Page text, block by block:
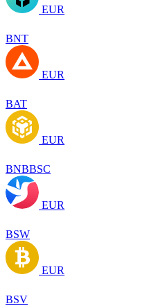
EUR
BNT
EUR
BAT
EUR
BNBBSC
EUR
BSW
EUR
BSV